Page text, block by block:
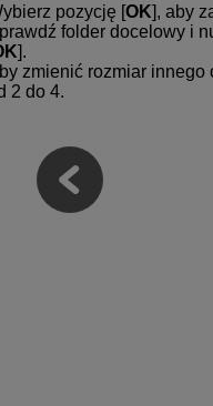
pozycję [OK], aby
folder docelowy i
].
zmienić rozmiar innego
2 do 4.